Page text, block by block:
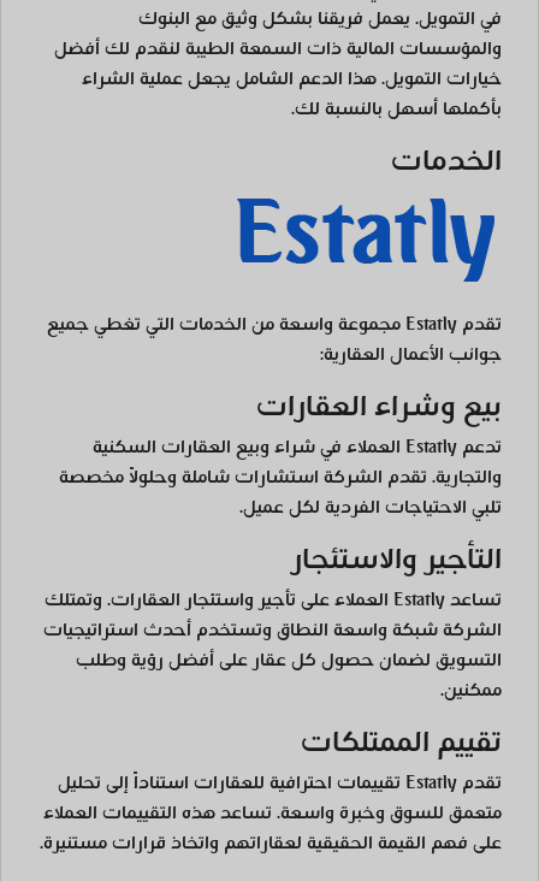
في التمويل. يعمل فريقنا بشكل وثيق مع البنوك
والمؤسسات المالية ذات السمعة الطيبة لنقدم لك أفضل
خيارات التمويل. هذا الدعم الشامل يجعل عملية الشراء
بأكملها أسهل بالنسبة لك.
الخدمات
تقدم Estatly مجموعة واسعة من الخدمات التي تغطي جميع
جوانب الأعمال العقارية:
بيع وشراء العقارات
تدعم Estatly العملاء في شراء وبيع العقارات السكنية
والتجارية. تقدم الشركة استشارات شاملة وحلولاً مخصصة
تلبي الاحتياجات الفردية لكل عميل.
التأجير والاستئجار
تساعد Estatly العملاء على تأجير واستئجار العقارات. وتمتلك
الشركة شبكة واسعة النطاق وتستخدم أحدث استراتيجيات
التسويق لضمان حصول كل عقار على أفضل رؤية وطلب
ممكنين.
تقييم الممتلكات
تقدم Estatly تقييمات احترافية للعقارات استناداً إلى تحليل
متعمق للسوق وخبرة واسعة. تساعد هذه التقييمات العملاء
على فهم القيمة الحقيقية لعقاراتهم واتخاذ قرارات مستنيرة.